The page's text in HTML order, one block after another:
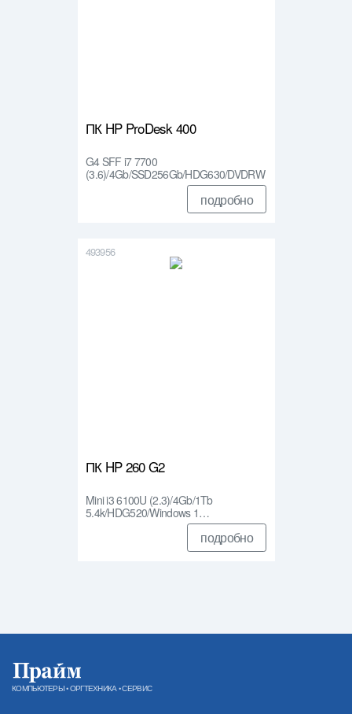
ПК HP ProDesk 400
G4 SFF i7 7700
(3.6)/4Gb/SSD256Gb/HDG630/DVDRW
подробно
493956
ПК HP 260 G2
Mini i3 6100U (2.3)/4Gb/1Tb
5.4k/HDG520/Windows 1…
подробно
КОМПЬЮТЕРЫ • ОРГТЕХНИКА • СЕРВИС